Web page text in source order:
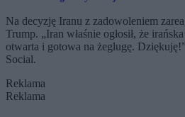
Na decyzję Iranu z zadowoleniem
Trump. „Iran właśnie ogłosił, że
otwarta i gotowa na żeglugę.
Social.
Reklama
Reklama